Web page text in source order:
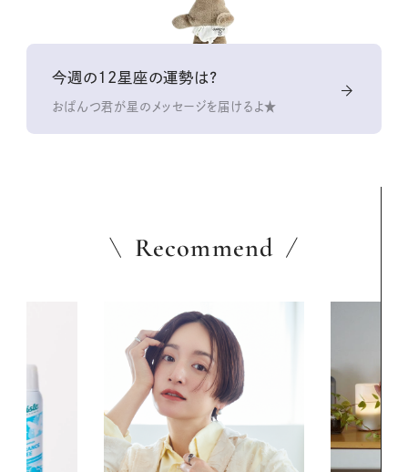
今週の12星座の運勢は？
おぱんつ君が星のメッセージを届けるよ★
Recommend